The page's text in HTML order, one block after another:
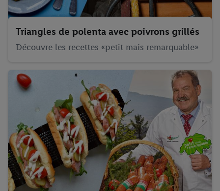
Triangles de polenta avec poivrons grillés
Découvre les recettes «petit mais remarquable»